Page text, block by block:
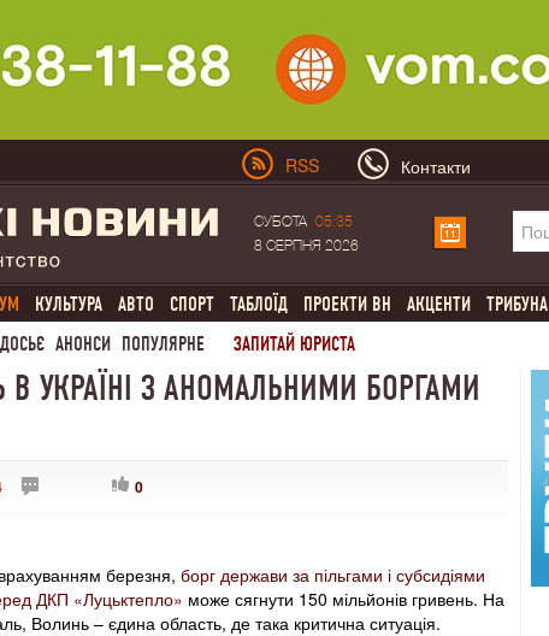
RSS Контакти
СУБОТА
05:35
8 СЕРПНЯ 2026
КУЛЬТУРА АВТО СПОРТ ТАБЛОЇД ПРОЕКТИ ВН АКЦЕНТИ ТРИБУНА
ДОСЬЄ АНОНСИ ПОПУЛЯРНЕ ЗАПИТАЙ ЮРИСТА
УКРАЇНІ З АНОМАЛЬНИМИ БОРГАМИ
0
березня, борг держави за пільгами і субсидіями
ДКП «Луцьктепло» може сягнути 150 мільйонів гривень. На
Волинь – єдина область, де така критична ситуація.